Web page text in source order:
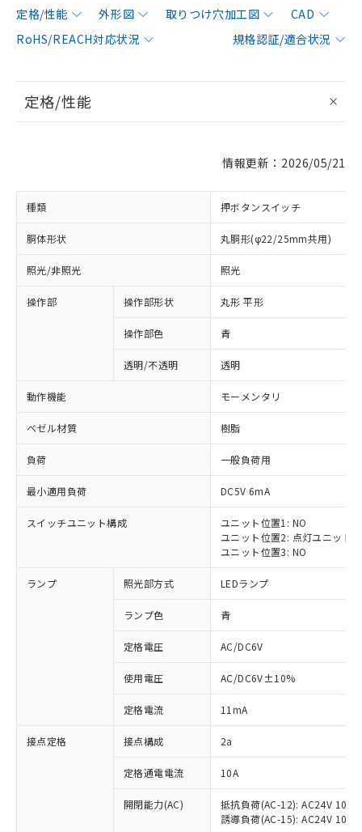
定格/性能 外形図 取りつけ穴加工図
CAD
RoHS/REACH対応状況
規格認証/適合状況
定格/性能
情報更新：2026/05/21
種類 押ボタンスイッチ
胴体形状 丸胴形(φ22/25mm共用)
照光/非照光 照光
操作部 操作部形状 丸形 平形
操作部色 青
透明/不透明 透明
動作機能 モーメンタリ
ベゼル材質 樹脂
負荷 一般負荷用
最小適用負荷 DC5V 6mA
スイッチユニット構成
ユニット位置1: NO
ユニット位置2: 点灯ユニット
ユニット位置3: NO
ランプ 照光部方式 LEDランプ
ランプ色 青
定格電圧 AC/DC6V
使用電圧 AC/DC6V±10%
定格電流 11mA
接点定格 接点構成 2a
定格通電電流 10A
開閉能力(AC)
抵抗負荷(AC-12): AC24V 10A/
誘導負荷(AC-15): AC24V
ご利用条件
以下の条件をお読みいただき、同意のうえ
ご利用ください。
本サービスは、当社制御機器事業取扱
商品の当社在庫状況および標準価格
(税抜)を提供させていただくもので
当社制御機器事業取扱商品の中には、
対応済み：EU RoHS指令（10物質）の
非含有に対応した製品が提供可能な商品で
対応予定：EU RoHS指令（10物質）の非含
有に対応した製品に切り替える予定のある
対応予定なし：EU RoHS指令（10物質）の
非含有に非対応の商品で、対応品を出す予
調査・確認中：EU RoHS指令（10物質）の
非含有の対応状況を調査中または確認中の
非該当品：ライセンス料など無形物で、有
害物質有無と関係のない商品です。
仕入先様の事情により、非含有部品として
「○」：最大均質材料含有率が中国RoHSの
基準値以下であることを示します。
「×」：最大均質材料含有率が中国RoHSの